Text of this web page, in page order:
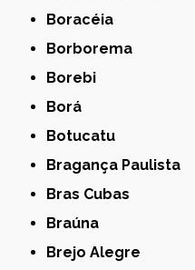
Boracéia
Borborema
Borebi
Borá
Botucatu
Bragança Paulista
Bras Cubas
Braúna
Brejo Alegre